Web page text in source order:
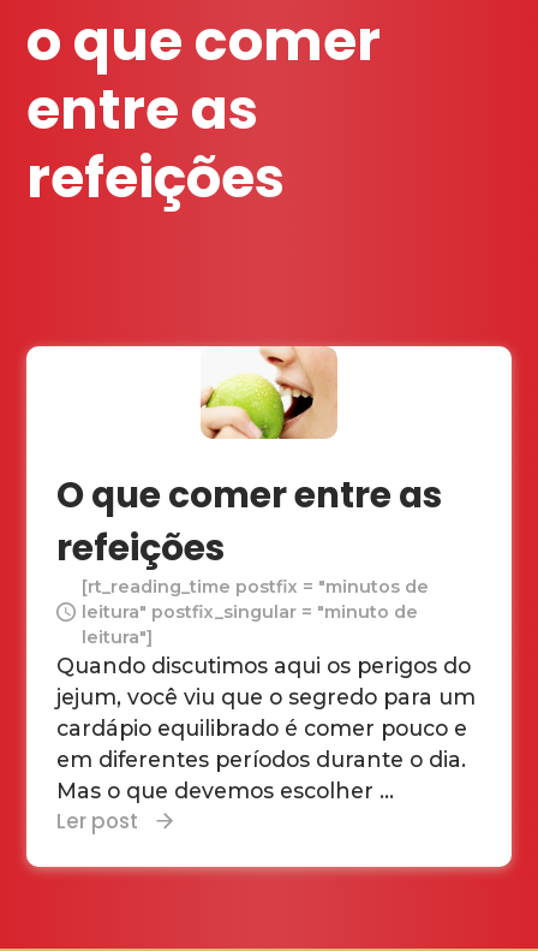
o que comer
entre as
refeições
O que comer entre as
refeições
[rt_reading_time postfix = "minutos de
leitura" postfix_singular = "minuto de
leitura"]
Quando discutimos aqui os perigos do
jejum, você viu que o segredo para um
cardápio equilibrado é comer pouco e
em diferentes períodos durante o dia.
Mas o que devemos escolher ...
Ler post